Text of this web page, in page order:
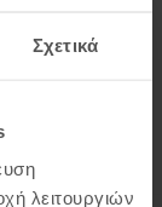
Σχετικά
λειτουργιών
ημέρες